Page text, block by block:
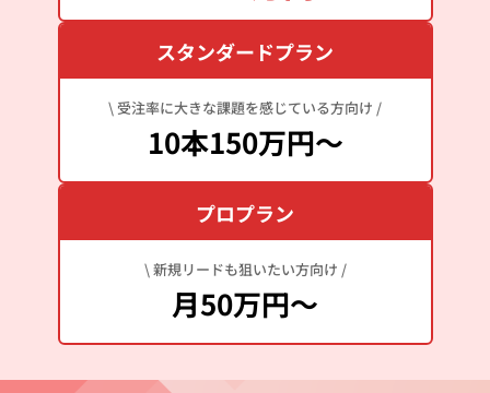
スタンダードプラン
\ 受注率に大きな課題を感じている方向け /
10本150万円～
プロプラン
\ 新規リードも狙いたい方向け /
月50万円～